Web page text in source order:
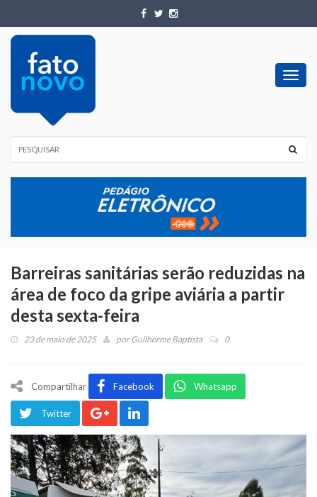
Barreiras sanitárias serão reduzidas na
área de foco da gripe aviária a partir
desta sexta-feira
23 de maio de 2025 porGuilherme Baptista 0
Compartilhar Facebook Whatsapp
Twitter